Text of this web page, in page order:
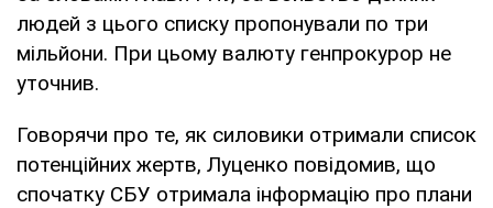
людей з цього списку пропонували по три
мільйони. При цьому валюту генпрокурор не
уточнив.
Говорячи про те, як силовики отримали список
потенційних жертв, Луценко повідомив, що
спочатку СБУ отримала інформацію про плани